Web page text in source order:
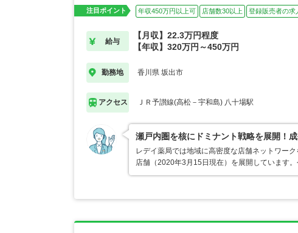
注目ポイント 年収450万円以上可 店舗数30以上 登録販売者の求
給与
【月収】22.3万円程度
【年収】320万円～450万円
勤務地 香川県 坂出市
アクセス ＪＲ予讃線(高松－宇和島) 八十場駅
瀬戸内圏を核にドミナント戦略を展開！
レデイ薬局では地域に高密度な店舗ネットワー
店舗（2020年3月15日現在）を展開しています